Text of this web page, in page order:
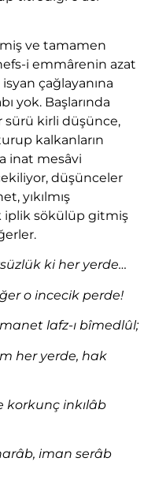
ve tamamen
i emmârenin azat
çağlayanına
yok. Başlarında
sürü kirli düşünce,
kalkanların
inat mesâvi
düşünceler
yıkılmış
iplik sökülüp gitmiş
ki her yerde…
o incecik perde!
lafz-ı bîmedlûl;
her yerde, hak
korkunç inkılâb
iman serâb